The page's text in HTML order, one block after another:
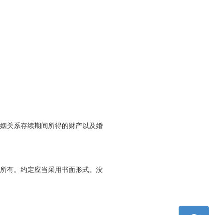
关系存续期间所得的财产以及婚
有。约定应当采用书面形式。没